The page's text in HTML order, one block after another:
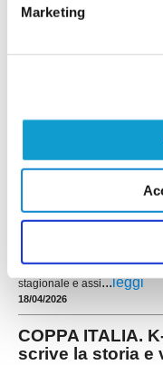
Marketing
compiuta: è
in Eccellenza con una
all’1-1 ottenuto contro l’Alma
mister Thomas Manfredini di
stagionale e assi...leggi
18/04/2026
COPPA ITALIA.
scrive la storia e